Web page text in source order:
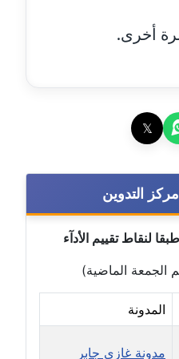
أخرى.
𝕏
التدوين
لنقاط تقييم الأدآء
الجمعة الماضية)
المدونة
مدونة غازي جابر